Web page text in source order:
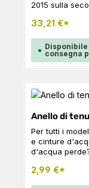
2015 sulla
Quick-Lock2 o
CON
CON
33,21 €*
consegna
Anello di
Per tutti i
e cinture
d'acqua
2,99 €*